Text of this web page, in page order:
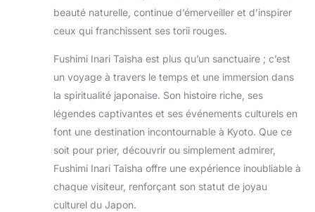
beauté naturelle, continue d’émerveiller et d’inspirer
ceux qui franchissent ses torii rouges.
Fushimi Inari Taisha est plus qu’un sanctuaire ; c’est
un voyage à travers le temps et une immersion dans
la spiritualité japonaise. Son histoire riche, ses
légendes captivantes et ses événements culturels en
font une destination incontournable à Kyoto. Que ce
soit pour prier, découvrir ou simplement admirer,
Fushimi Inari Taisha offre une expérience inoubliable à
chaque visiteur, renforçant son statut de joyau
culturel du Japon.